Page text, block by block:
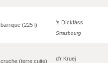
barrique (225 l) 's Dìckfàss
Strasbourg
cruche (terre cuite) d'r Kruej